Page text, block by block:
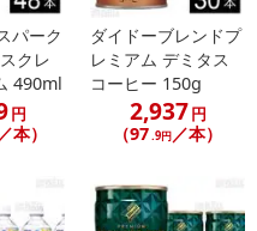
だいたうえでお申し込みくだ
パーク
クレ
490ml
円
／本）
ダイドーブレンドプ
レミアム デミタス
コーヒー 150g
2,937円
（97.9円／本）